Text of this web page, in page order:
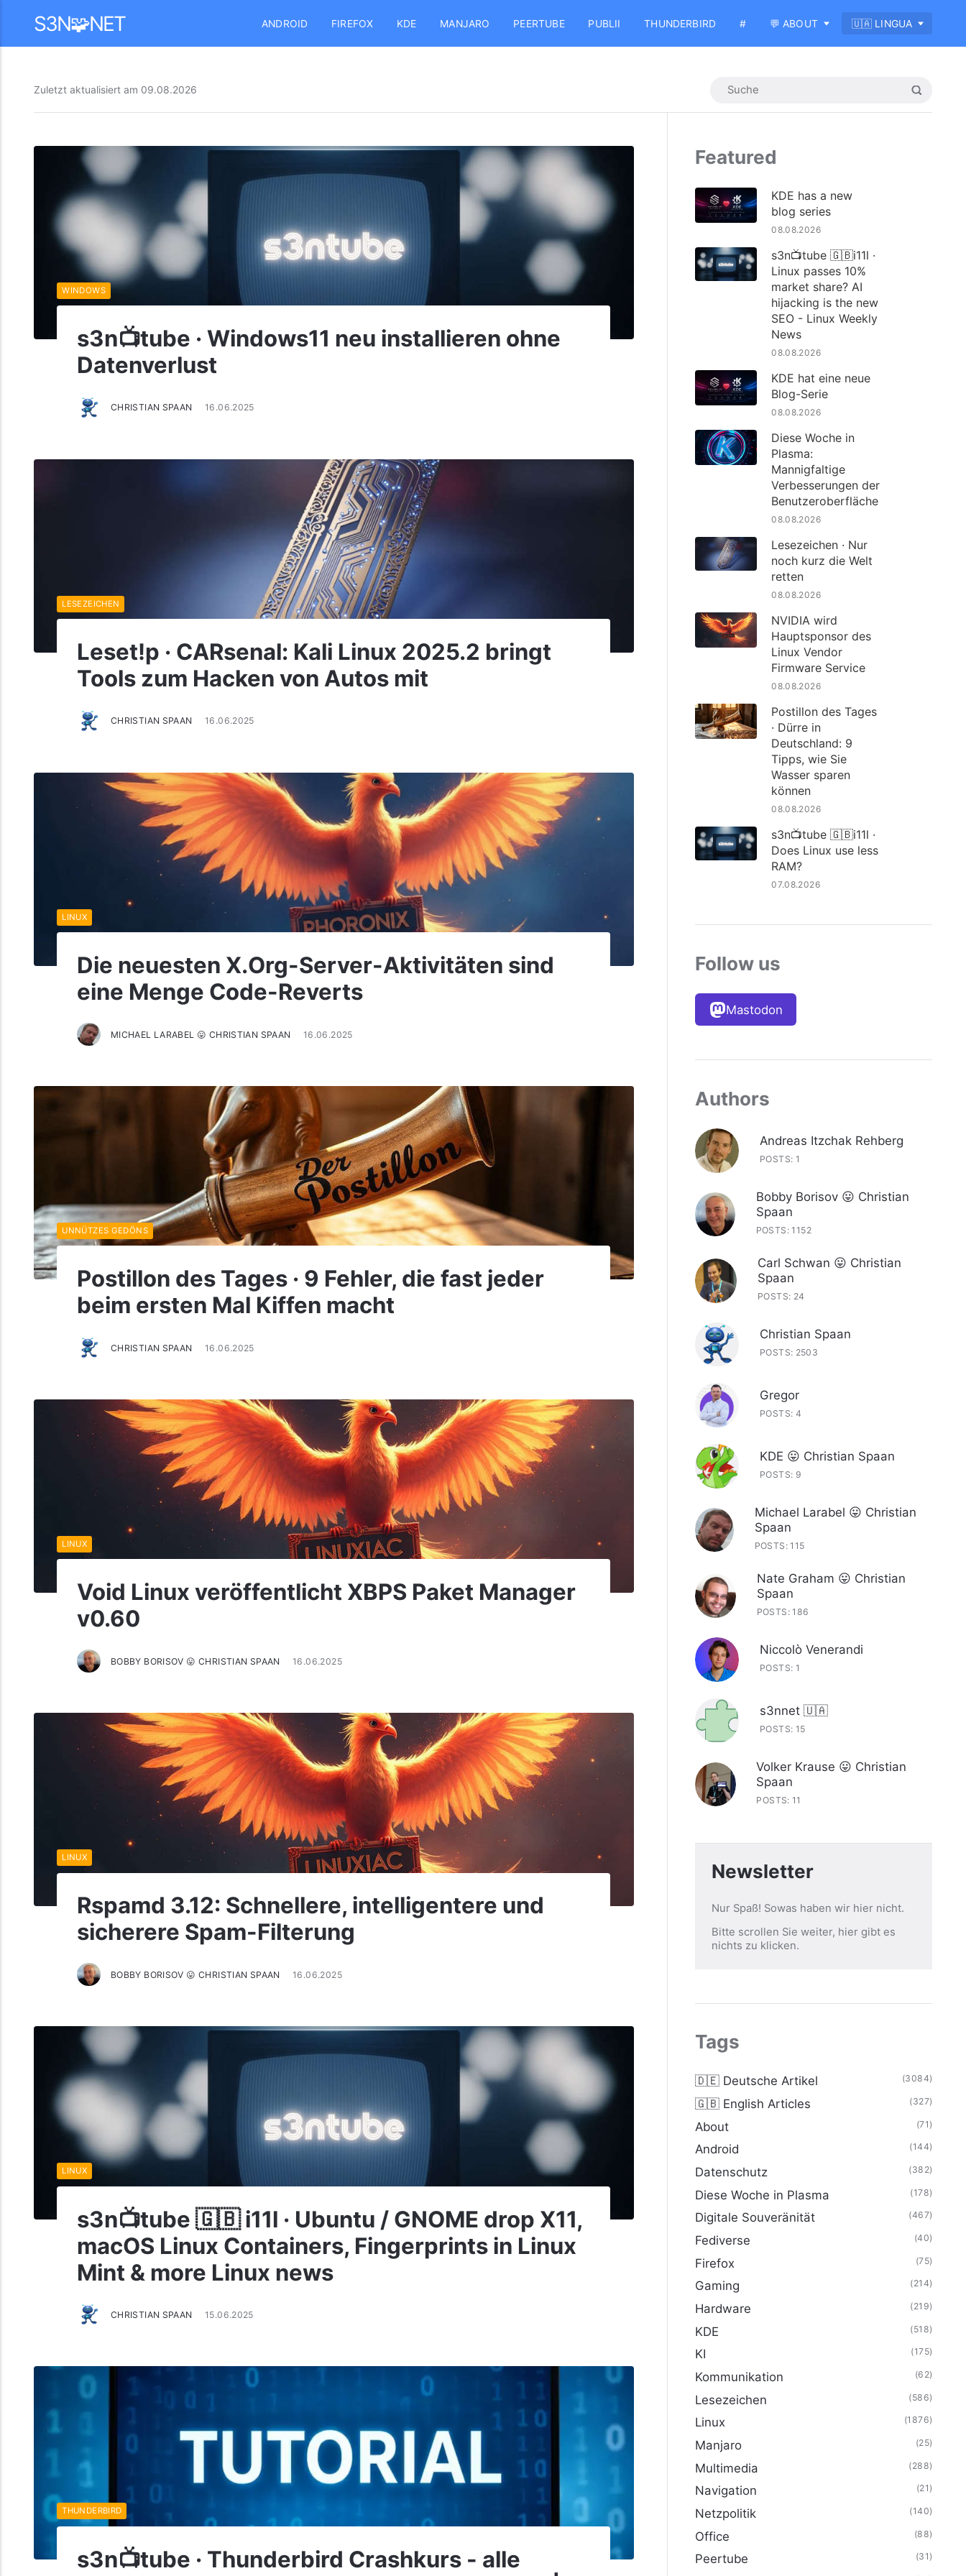
S3N🧩NET ANDROID FIREFOX KDE MANJARO PEERTUBE PUBLII THUNDERBIRD # 💬 ABOUT 🇺🇦 LINGUA
Zuletzt aktualisiert am 09.08.2026
s3n📺tube · Windows11 neu installieren ohne
Datenverlust
CHRISTIAN SPAAN 16.06.2025
WINDOWS
Leset!p · CARsenal: Kali Linux 2025.2 bringt
Tools zum Hacken von Autos mit
CHRISTIAN SPAAN 16.06.2025
LESEZEICHEN
Die neuesten X.Org-Server-Aktivitäten sind
eine Menge Code-Reverts
MICHAEL LARABEL 😛 CHRISTIAN SPAAN 16.06.2025
LINUX
Postillon des Tages · 9 Fehler, die fast jeder
beim ersten Mal Kiffen macht
CHRISTIAN SPAAN 16.06.2025
UNNÜTZES GEDÖNS
Void Linux veröffentlicht XBPS Paket Manager
v0.60
BOBBY BORISOV 😛 CHRISTIAN SPAAN 16.06.2025
LINUX
Rspamd 3.12: Schnellere, intelligentere und
sicherere Spam-Filterung
BOBBY BORISOV 😛 CHRISTIAN SPAAN 16.06.2025
LINUX
s3n📺tube 🇬🇧 i11l · Ubuntu / GNOME drop X11,
macOS Linux Containers, Fingerprints in Linux
Mint & more Linux news
CHRISTIAN SPAAN 15.06.2025
LINUX
s3n📺tube · Thunderbird Crashkurs - alle
THUNDERBIRD
Featured
KDE has a new
blog series
08.08.2026
s3n📺tube 🇬🇧i11l ·
Linux passes 10%
market share? AI
hijacking is the new
SEO - Linux Weekly
News
08.08.2026
KDE hat eine neue
Blog-Serie
08.08.2026
Diese Woche in
Plasma:
Mannigfaltige
Verbesserungen der
Benutzeroberfläche
08.08.2026
Lesezeichen · Nur
noch kurz die Welt
retten
08.08.2026
NVIDIA wird
Hauptsponsor des
Linux Vendor
Firmware Service
08.08.2026
Postillon des Tages
· Dürre in
Deutschland: 9
Tipps, wie Sie
Wasser sparen
können
08.08.2026
s3n📺tube 🇬🇧i11l ·
Does Linux use less
RAM?
07.08.2026
Follow us
Mastodon
Authors
Andreas Itzchak Rehberg
POSTS: 1
Bobby Borisov 😛 Christian
Spaan
POSTS: 1152
Carl Schwan 😛 Christian
Spaan
POSTS: 24
Christian Spaan
POSTS: 2503
Gregor
POSTS: 4
KDE 😛 Christian Spaan
POSTS: 9
Michael Larabel 😛 Christian
Spaan
POSTS: 115
Nate Graham 😛 Christian
Spaan
POSTS: 186
Niccolò Venerandi
POSTS: 1
s3nnet 🇺🇦
POSTS: 15
Volker Krause 😛 Christian
Spaan
POSTS: 11
Newsletter
Nur Spaß! Sowas haben wir hier nicht.
Bitte scrollen Sie weiter, hier gibt es
nichts zu klicken.
Tags
🇩🇪 Deutsche Artikel (3084)
🇬🇧 English Articles (327)
About (71)
Android (144)
Datenschutz (382)
Diese Woche in Plasma (178)
Digitale Souveränität (467)
Fediverse (40)
Firefox (75)
Gaming (214)
Hardware (219)
KDE (518)
KI (175)
Kommunikation (62)
Lesezeichen (586)
Linux (1876)
Manjaro (25)
Multimedia (288)
Navigation (21)
Netzpolitik (140)
Office (88)
Peertube (31)